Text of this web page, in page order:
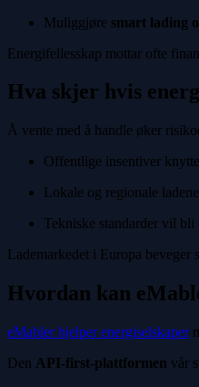
Muliggjøre smart lading
Energifellesskap mottar ofte
Hva skjer hvis
Å vente med å handle øker
Offentlige insentiver
Lokale og regionale
Tekniske standarder vil bli
Lademarkedet i Europa beveger
Hvordan kan
eMabler hjelper energiselskaper
Den API-first-plattformen vår